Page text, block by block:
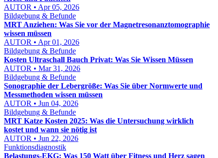
AUTOR • Apr 05, 2026
Bildgebung & Befunde
MRT Anziehen: Was Sie vor der Magnetresonanztomographie
wissen müssen
AUTOR • Apr 01, 2026
Bildgebung & Befunde
Kosten Ultraschall Bauch Privat: Was Sie Wissen Müssen
AUTOR • Mar 31, 2026
Bildgebung & Befunde
Sonographie der Lebergröße: Was Sie über Normwerte und
Messmethoden wissen müssen
AUTOR • Jun 04, 2026
Bildgebung & Befunde
MRT Katze Kosten 2025: Was die Untersuchung wirklich
kostet und wann sie nötig ist
AUTOR • Jun 22, 2026
Funktionsdiagnostik
Belastungs-EKG: Was 150 Watt über Fitness und Herz sagen